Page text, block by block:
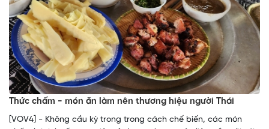
Thức chấm - món ăn làm nên thương hiệu người Thái
[VOV4] - Không cầu kỳ trong trong cách chế biến, các món